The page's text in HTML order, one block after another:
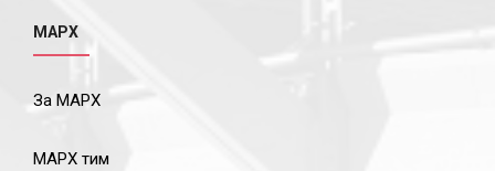
МАРХ
За МАРХ
МАРХ тим